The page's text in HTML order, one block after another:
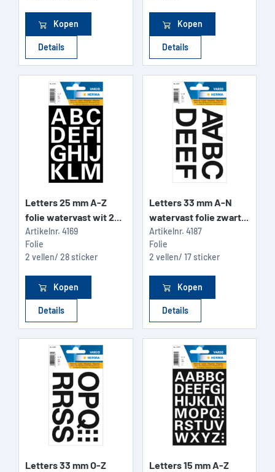
Kopen
Details
Kopen
Details
Letters 25 mm A-Z
folie watervast wit 2...
Artikelnr. 4169
Folie
2 vellen/ 28 sticker
Kopen
Details
Letters 33 mm A-N
watervast folie zwart...
Artikelnr. 4187
Folie
2 vellen/ 17 sticker
Kopen
Details
Letters 33 mm O-Z
Letters 15 mm A-Z